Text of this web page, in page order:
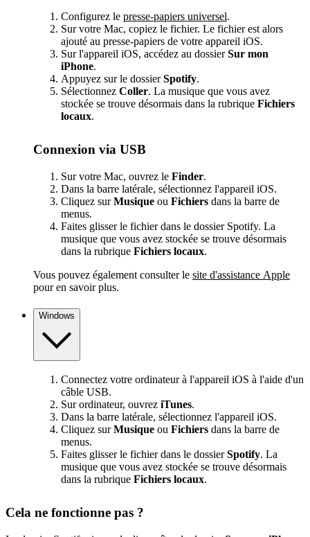
Configurez le presse-papiers universel.
Sur votre Mac, copiez le fichier. Le fichier est alors
ajouté au presse-papiers de votre appareil iOS.
Sur l'appareil iOS, accédez au dossierSur mon
iPhone.
Appuyez sur le dossierSpotify.
Sélectionnez Coller. La musique que vous avez
stockée se trouve désormais dans la rubrique Fichiers
locaux.
Connexion via USB
Sur votre Mac, ouvrez le Finder.
Dans la barre latérale, sélectionnez l'appareil iOS.
Cliquez surMusique ou Fichiers dans la barre de
menus.
Faites glisser le fichier dans le dossier Spotify. La
musique que vous avez stockée se trouve désormais
dans la rubrique Fichiers locaux.
Vous pouvez également consulter le site d'assistance Apple
pour en savoir plus.
Windows
Connectez votre ordinateur à l'appareil iOS à l'aide d'un
câble USB.
Sur ordinateur, ouvrez iTunes.
Dans la barre latérale, sélectionnez l'appareil iOS.
Cliquez surMusique ou Fichiers dans la barre de
menus.
Faites glisser le fichier dans le dossierSpotify. La
musique que vous avez stockée se trouve désormais
dans la rubrique Fichiers locaux.
Cela ne fonctionne pas ?